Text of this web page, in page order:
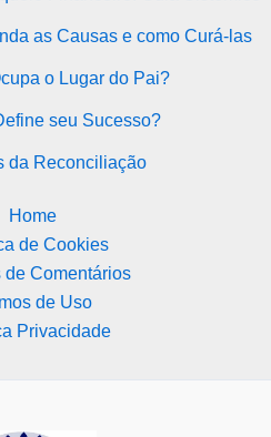
as Causas e como Curá-las
o Lugar do Pai?
seu Sucesso?
da Reconciliação
Home
de Cookies
de Comentários
de Uso
Privacidade